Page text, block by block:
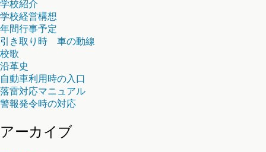
学校紹介
学校経営構想
年間行事予定
引き取り時 車の動線
校歌
沿革史
自動車利用時の入口
落雷対応マニュアル
警報発令時の対応
アーカイブ